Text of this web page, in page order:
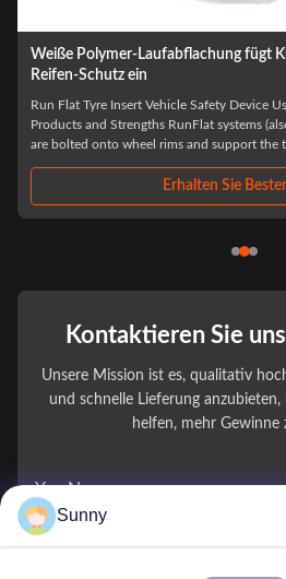
20" Laufabflachung fügt
Einsatz ein
heavy duty truck tyre 20' runflat insert
responsibility to help you improve driving
accidents. The product will guarantee the
Erhalten Sie
Kontaktieren Sie
Unsere Mission ist es, qualitativ
und schnelle Lieferung
helfen, mehr Gewinne
You Name
Sunny